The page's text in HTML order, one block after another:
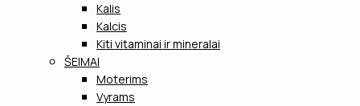
Kalis
Kalcis
Kiti vitaminai ir mineralai
ŠEIMAI
Moterims
Vyrams